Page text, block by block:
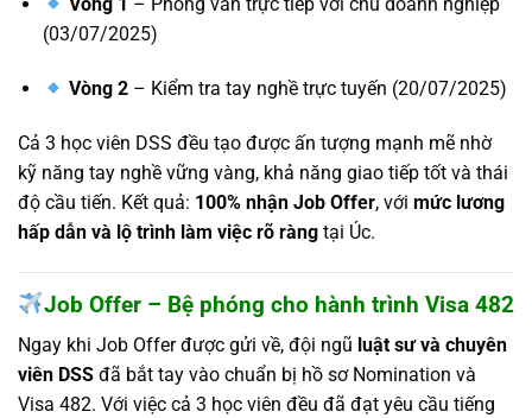
Vòng 1 – Phỏng vấn trực tiếp với chủ doanh nghiệp
(03/07/2025)
Vòng 2 – Kiểm tra tay nghề trực tuyến (20/07/2025)
Cả 3 học viên DSS đều tạo được ấn tượng mạnh mẽ nhờ
kỹ năng tay nghề vững vàng, khả năng giao tiếp tốt và thái
độ cầu tiến. Kết quả: 100% nhận Job Offer, với mức lương
hấp dẫn và lộ trình làm việc rõ ràng tại Úc.
Job Offer – Bệ phóng cho hành trình Visa 482
Ngay khi Job Offer được gửi về, đội ngũ luật sư và chuyên
viên DSS đã bắt tay vào chuẩn bị hồ sơ Nomination và
Visa 482. Với việc cả 3 học viên đều đã đạt yêu cầu tiếng